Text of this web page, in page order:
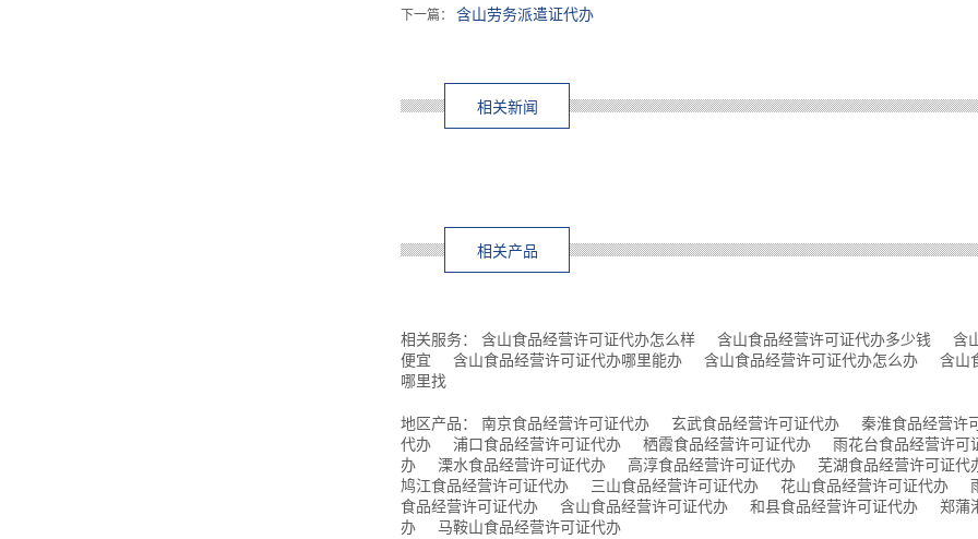
下一篇： 含山劳务派遣证代办
相关新闻
相关产品
相关服务： 含山食品经营许可证代办怎么样 含山食品经营许可证代办多少钱
含
便宜
含山食品经营许可证代办哪里能办 含山食品经营许可证代办怎么办
含山
哪里找
地区产品： 南京食品经营许可证代办 玄武食品经营许可证代办
秦淮食品经营许
代办
浦口食品经营许可证代办 栖霞食品经营许可证代办
雨花台食品经营许可
办
溧水食品经营许可证代办 高淳食品经营许可证代办
芜湖食品经营许可证代
鸠江食品经营许可证代办
三山食品经营许可证代办 花山食品经营许可证代办
食品经营许可证代办
含山食品经营许可证代办 和县食品经营许可证代办
郑蒲
办
马鞍山食品经营许可证代办